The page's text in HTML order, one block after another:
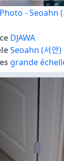
- Seoahn
DJAWA
Seoahn (서안)
grande